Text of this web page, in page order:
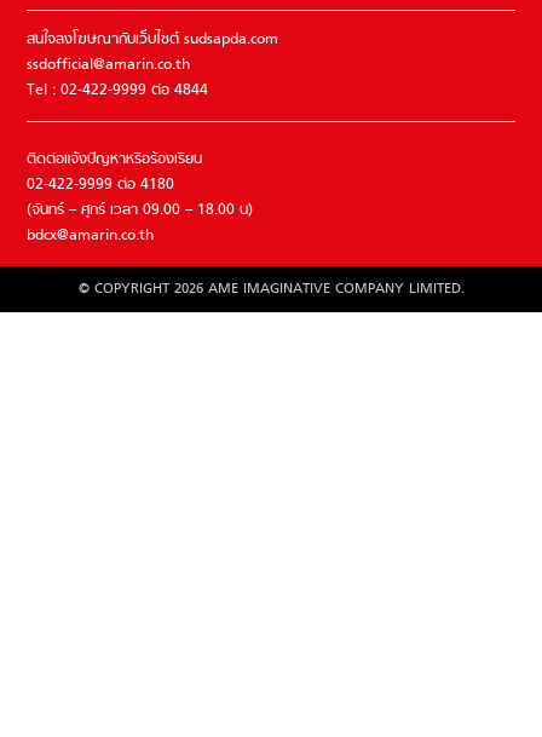
สนใจลงโฆษณากับเว็บไซต์ sudsapda.com
ssdofficial@amarin.co.th
Tel : 02-422-9999 ต่อ 4844
ติดต่อแจ้งปัญหาหรือร้องเรียน
02-422-9999 ต่อ 4180
(จันทร์ – ศุกร์ เวลา 09.00 – 18.00 น)
bdcx@amarin.co.th
© COPYRIGHT 2026 AME IMAGINATIVE COMPANY LIMITED.